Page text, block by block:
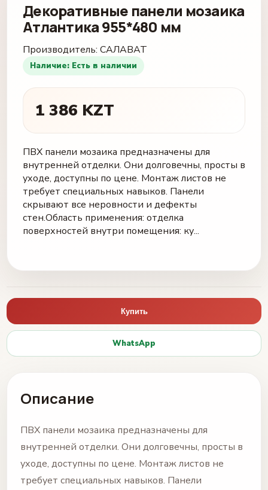
Декоративные панели мозаика
Атлантика 955*480 мм
Производитель: САЛАВАТ
Наличие: Есть в наличии
1 386 KZT
ПВХ панели мозаика предназначены для
внутренней отделки. Они долговечны, просты в
уходе, доступны по цене. Монтаж листов не
требует специальных навыков. Панели
скрывают все неровности и дефекты
стен.Область применения: отделка
поверхностей внутри помещения: ку...
Купить
WhatsApp
Описание
ПВХ панели мозаика предназначены для
внутренней отделки. Они долговечны, просты в
уходе, доступны по цене. Монтаж листов не
требует специальных навыков. Панели